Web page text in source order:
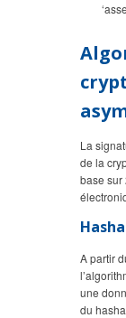
La
de la
base sur
A partir
une
du